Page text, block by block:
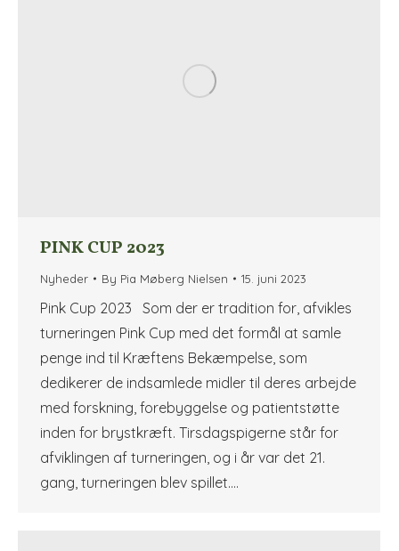
PINK CUP 2023
Nyheder By Pia Møberg Nielsen 15. juni 2023
Pink Cup 2023 Som der er tradition for, afvikles
turneringen Pink Cup med det formål at samle
penge ind til Kræftens Bekæmpelse, som
dedikerer de indsamlede midler til deres arbejde
med forskning, forebyggelse og patientstøtte
inden for brystkræft. Tirsdagspigerne står for
afviklingen af turneringen, og i år var det 21.
gang, turneringen blev spillet.…